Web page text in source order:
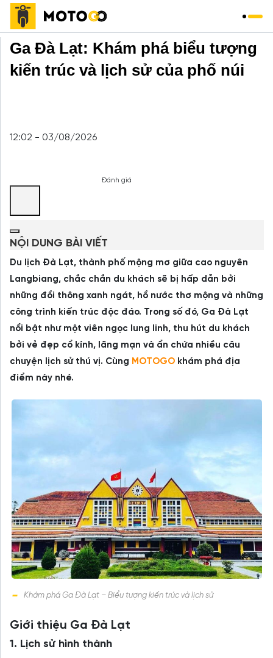
Trang chủ » Du Lịch»
Ga Đà Lạt: Khám phá biểu tượng
kiến trúc và lịch sử của phố núi
12:02 - 03/08/2026
Đánh giá
NỘI DUNG BÀI VIẾT
Du lịch Đà Lạt, thành phố mộng mơ giữa cao nguyên
Langbiang, chắc chắn du khách sẽ bị hấp dẫn bởi
những đồi thông xanh ngát, hồ nước thơ mộng và những
công trình kiến trúc độc đáo. Trong số đó, Ga Đà Lạt
nổi bật như một viên ngọc lung linh, thu hút du khách
bởi vẻ đẹp cổ kính, lãng mạn và ẩn chứa nhiều câu
chuyện lịch sử thú vị. Cùng MOTOGO khám phá địa
điểm này nhé.
Khám phá Ga Đà Lạt – Biểu tượng kiến trúc và lịch sử
Giới thiệu Ga Đà Lạt
1. Lịch sử hình thành